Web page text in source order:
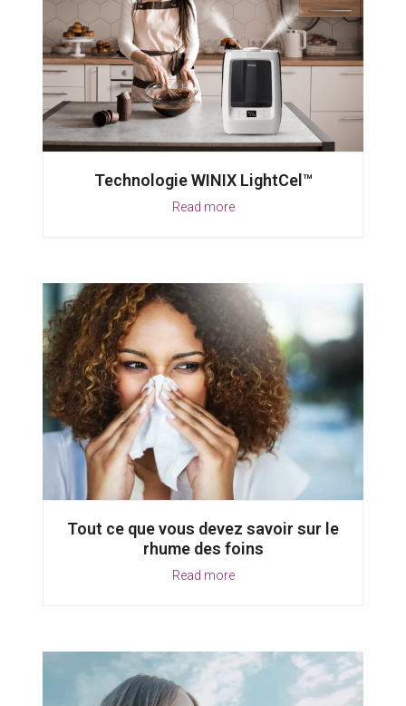
Technologie WINIX LightCel™
Read more
Tout ce que vous devez savoir sur le
rhume des foins
Read more